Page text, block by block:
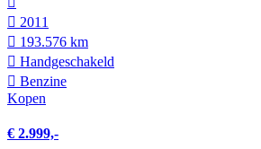
2011
193.576 km
Hand­geschakeld
Benzine
Kopen
€ 2.999,-